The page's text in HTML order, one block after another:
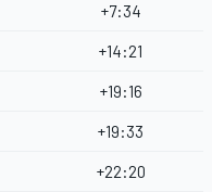
+7:34
+14:21
+19:16
+19:33
+22:20